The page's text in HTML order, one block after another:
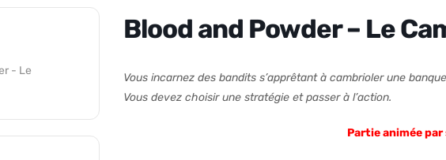
- Le
Blood and Powder – Le
Vous incarnez des bandits s’apprêtant à cambrioler une
Vous devez choisir une stratégie et passer à l’action.
Partie animée